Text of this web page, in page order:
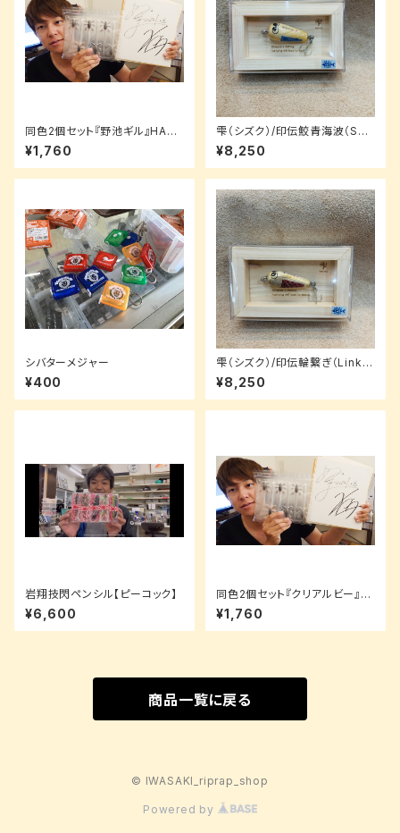
同色2個セット『野池ギル』HAKU
A -ハクア（5.4inch）
¥1,760
雫（シズク）/印伝鮫青海波（Sha
rk Seigaiha）/3.5cm【ルアー
パッケージ】
¥8,250
シバターメジャー
¥400
雫（シズク）/印伝輪繋ぎ（Linkin
g）/3.5cm【ルアーパッケージ】
¥8,250
岩翔技閃ペンシル【ピーコック】
¥6,600
同色2個セット『クリアルビー』H
AKUA -ハクア（5.4inch）
¥1,760
商品一覧に戻る
© IWASAKI_riprap_shop
Powered by